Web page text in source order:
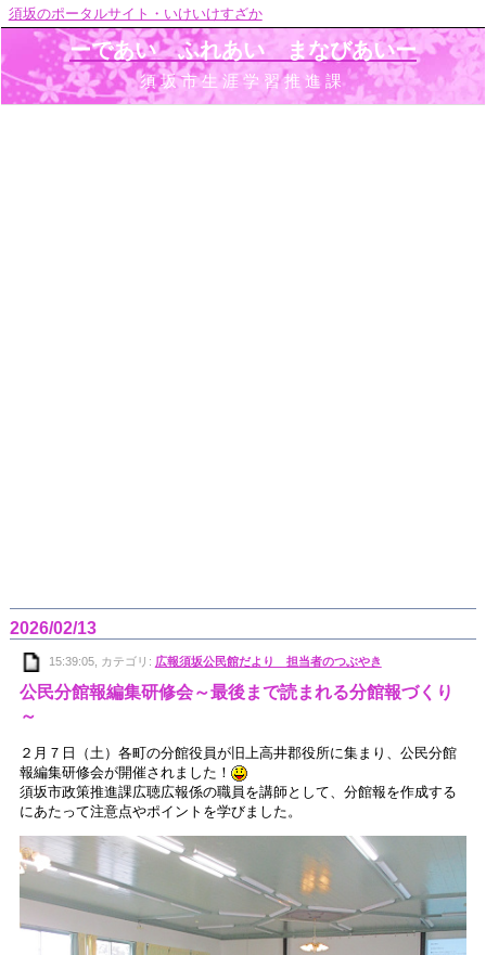
須坂のポータルサイト・いけいけすざか
ーであい ふれあい まなびあいー
須坂市生涯学習推進課
2026/02/13
15:39:05, カテゴリ: 広報須坂公民館だより 担当者のつぶやき
公民分館報編集研修会～最後まで読まれる分館報づくり
～
２月７日（土）各町の分館役員が旧上高井郡役所に集まり、公民分館
報編集研修会が開催されました！
須坂市政策推進課広聴広報係の職員を講師として、分館報を作成する
にあたって注意点やポイントを学びました。